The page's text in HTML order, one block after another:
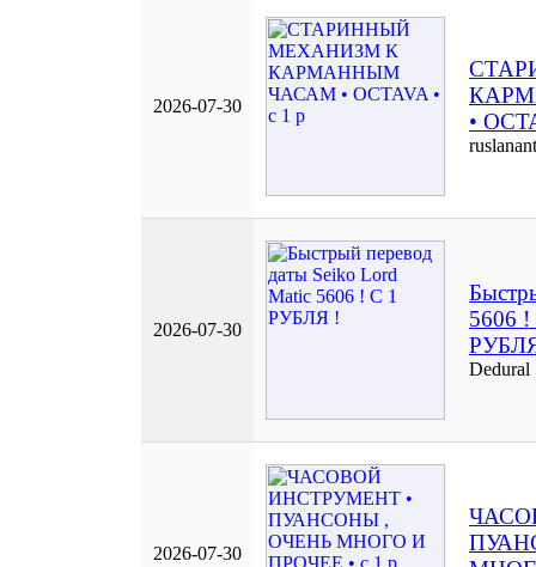
2026-07-30
•
2026-07-30
5606
Dedural
2026-07-30